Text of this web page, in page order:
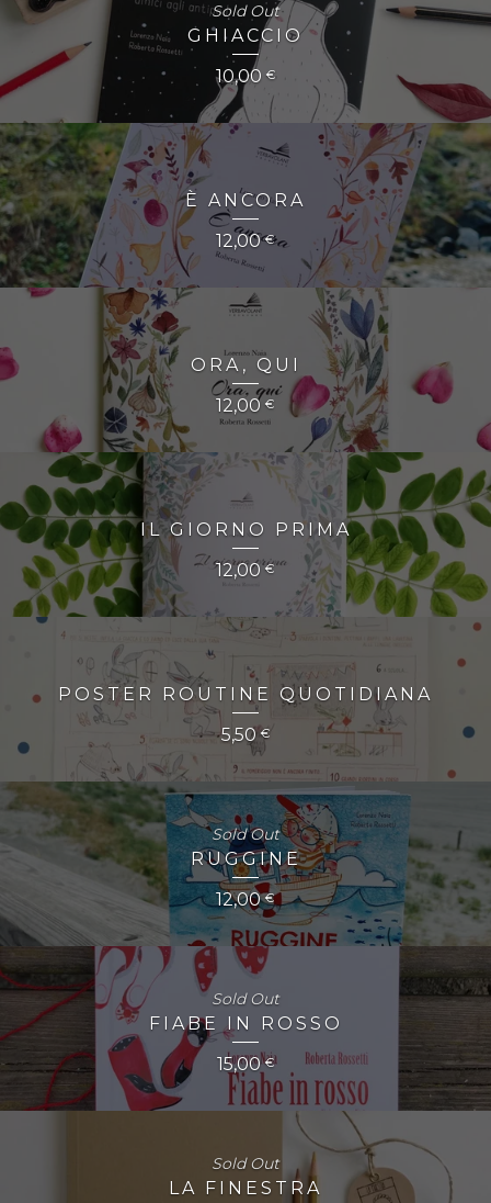
GHIACCIO
10,00 €
Sold Out
È ANCORA
12,00€
ORA, QUI
12,00 €
IL GIORNO PRIMA
12,00€
POSTER ROUTINE QUOTIDIANA
5,50€
RUGGINE
12,00€
Sold Out
FIABE IN ROSSO
15,00€
Sold Out
LA FINESTRA
Sold Out